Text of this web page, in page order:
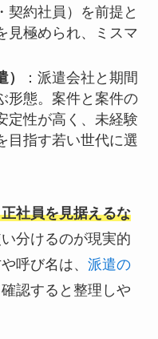
契約社員）を前提と
見極められ、ミスマ
：派遣会社と期間
形態。案件と案件の
定性が高く、未経験
目指す若い世代に選
社員を見据えるな
分けるのが現実的
呼び名は、 派遣の
認すると整理しや